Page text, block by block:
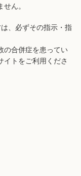
ん。
、必ずその指示・指
の合併症を患ってい
イトをご利用くださ